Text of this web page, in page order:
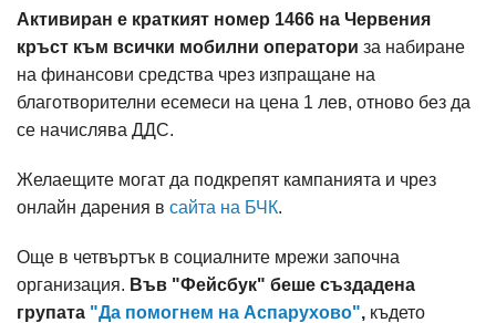
Активиран е краткият номер 1466 на Червения
кръст към всички мобилни оператори за набиране
на финансови средства чрез изпращане на
благотворителни есемеси на цена 1 лев, отново без да
се начислява ДДС.
Желаещите могат да подкрепят кампанията и чрез
oнлайн дарения в сайта на БЧК.
Още в четвъртък в социалните мрежи започна
организация. Във "Фейсбук" беше създадена
групата "Да помогнем на Аспарухово", където